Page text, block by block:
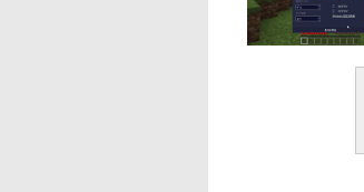
テリー、広告なし、